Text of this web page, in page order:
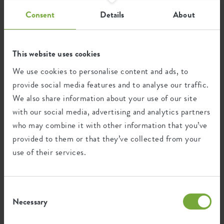
Consent Details About
This website uses cookies
We use cookies to personalise content and ads, to
provide social media features and to analyse our traffic.
We also share information about your use of our site
with our social media, advertising and analytics partners
who may combine it with other information that you’ve
provided to them or that they’ve collected from your
use of their services.
Selection
Necessary
Ein echtes Dauerbrenner
Die Blumentöpfe der elho winery collection sind
verblassen, sie sind leicht zu reinigen und robust genug, um
Versprechen! Und um das zu beweisen, gibt es auf dieses
Produkt 3 Jahre Garantie.
Deine Pflanze wird sich wie zu Hause fühlen
Dank seiner praktischen Form und Größe kannst du deine
Pflanze mit ihrem Anzuchttopf direkt aus dem Geschäft in
den Topf stellen, super praktisch! Deine Pflanze benötigt
keine zusätzliche Blumenerde und wird sich sofort zu Hause
Erhöhter Boden
Behälter Beweis
Optionale Bohrlöcher
nein
Behälterbeweis
EAN
8711904535698
SKU
2511501626700
elho eco-Pass